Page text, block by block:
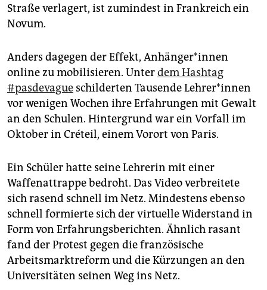
Straße verlagert, ist zumindest in Frankreich ein
Novum.
Anders dagegen der Effekt, Anhänger*innen
online zu mobilisieren. Unterdem Hashtag
#pasdevague schilderten Tausende Lehrer*innen
vor wenigen Wochen ihre Erfahrungen mit Gewalt
an den Schulen. Hintergrund war ein Vorfall im
Oktober in Créteil, einem Vorort von Paris.
Ein Schüler hatte seine Lehrerin mit einer
Waffenattrappe bedroht. Das Video verbreitete
sich rasend schnell im Netz. Mindestens ebenso
schnell formierte sich der virtuelle Widerstand in
Form von Erfahrungsberichten. Ähnlich rasant
fand der Protest gegen die französische
Arbeitsmarktreform und die Kürzungen an den
Universitäten seinen Weg ins Netz.